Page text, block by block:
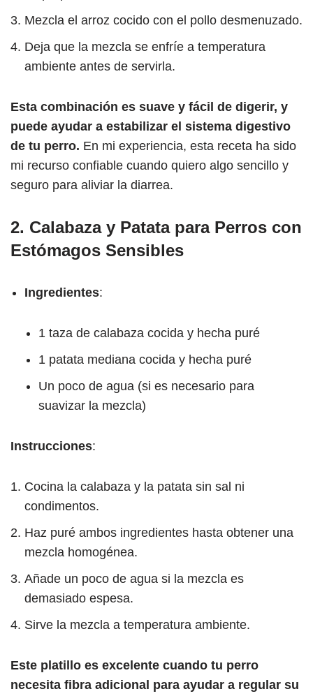
Mezcla el arroz cocido con el pollo desmenuzado.
Deja que la mezcla se enfríe a temperatura
ambiente antes de servirla.
Esta combinación es suave y fácil de digerir, y
puede ayudar a estabilizar el sistema digestivo
de tu perro. En mi experiencia, esta receta ha sido
mi recurso confiable cuando quiero algo sencillo y
seguro para aliviar la diarrea.
2. Calabaza y Patata para Perros con
Estómagos Sensibles
Ingredientes:
1 taza de calabaza cocida y hecha puré
1 patata mediana cocida y hecha puré
Un poco de agua (si es necesario para
suavizar la mezcla)
Instrucciones:
Cocina la calabaza y la patata sin sal ni
condimentos.
Haz puré ambos ingredientes hasta obtener una
mezcla homogénea.
Añade un poco de agua si la mezcla es
demasiado espesa.
Sirve la mezcla a temperatura ambiente.
Este platillo es excelente cuando tu perro
necesita fibra adicional para ayudar a regular su